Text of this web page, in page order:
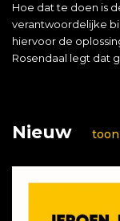
Hoe dat te doen is
verantwoordelijke
hiervoor de
Rosendaal legt dat
Nieuw